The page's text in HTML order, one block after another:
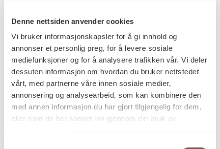
Denne nettsiden anvender cookies
Vi bruker informasjonskapsler for å gi innhold og
annonser et personlig preg, for å levere sosiale
mediefunksjoner og for å analysere trafikken vår. Vi deler
dessuten informasjon om hvordan du bruker nettstedet
vårt, med partnerne våre innen sosiale medier,
annonsering og analysearbeid, som kan kombinere den
med annen informasjon du har gjort tilgjengelig for dem,
eller som de har samlet inn gjennom din bruk av
Kategori Skulptur
Teknikk og
materiale
Profil skåret ut i stålplate